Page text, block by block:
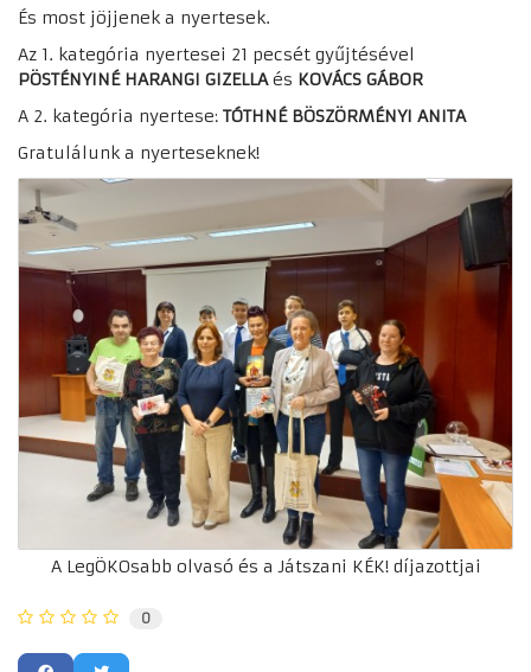
A LegÖKOsabb olvasó és a Játszani KÉK! díjazottjai
És most jöjjenek a nyertesek.
Az 1. kategória nyertesei 21 pecsét gyűjtésével
PÖSTÉNYINÉ HARANGI GIZELLAés KOVÁCS GÁBOR
A 2. kategória nyertese: TÓTHNÉ BÖSZÖRMÉNYI ANITA
Gratulálunk a nyerteseknek!
0